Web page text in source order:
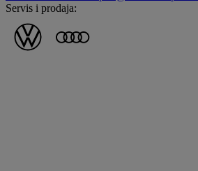
Servis i prodaja: